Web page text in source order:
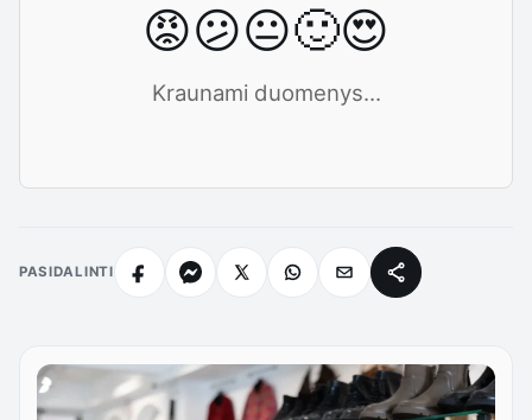
😡😕😐🙂😍
Kraunami duomenys...
PASIDALINTI